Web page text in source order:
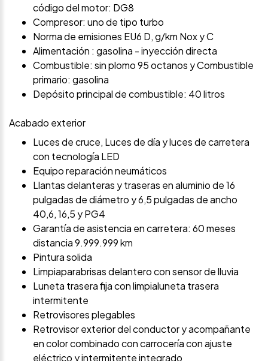
código del motor: DG8
Compresor: uno de tipo turbo
Norma de emisiones EU6 D, g/km Nox y C
Alimentación : gasolina - inyección directa
Combustible: sin plomo 95 octanos y Combustible
primario: gasolina
Depósito principal de combustible: 40 litros
Acabado exterior
Luces de cruce, Luces de día y luces de carretera
con tecnología LED
Equipo reparación neumáticos
Llantas delanteras y traseras en aluminio de 16
pulgadas de diámetro y 6,5 pulgadas de ancho
40,6, 16,5 y PG4
Garantía de asistencia en carretera: 60 meses
distancia 9.999.999 km
Pintura solida
Limpiaparabrisas delantero con sensor de lluvia
Luneta trasera fija con limpialuneta trasera
intermitente
Retrovisores plegables
Retrovisor exterior del conductor y acompañante
en color combinado con carrocería con ajuste
eléctrico y intermitente integrado